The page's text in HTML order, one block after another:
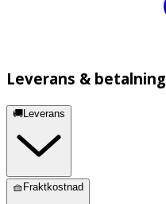
Leverans & betalning
🚚Leverans
🧺Fraktkostnad